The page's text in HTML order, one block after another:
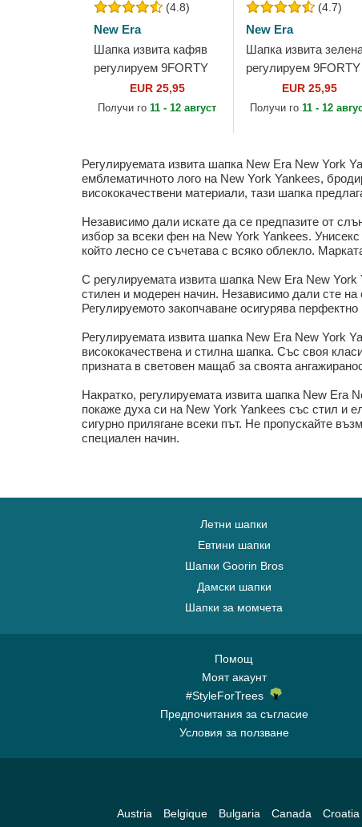
(4.8)
New Era
Шапка извита кафяв
регулируем 9FORTY
League Essential на
New York Yankees
EUR 25,95
Получи го11 - 12 август
(4.7)
New Era
Шапка извита
регулируем 9FORTY
League Essential на
New York Yankees
EUR 25,95
Получи го11 - 12
Регулируемата извита шапка New Era New York
емблематичното лого на New York Yankees,
висококачествени материали, тази шапка
Независимо дали искате да се предпазите от
избор за всеки фен на New York Yankees.
който лесно се съчетава с всяко облекло.
С регулируемата извита шапка New Era New
стилен и модерен начин. Независимо дали сте
Регулируемото закопчаване осигурява
Регулируемата извита шапка New Era New York
висококачествена и стилна шапка. Със своя
призната в световен мащаб за своята
Накратко, регулируемата извита шапка New Era
покаже духа си на New York Yankees със стил и
сигурно прилягане всеки път. Не пропускайте
специален начин.
Летни шапки
Евтини шапки
Шапки Goorin Bros
Дамски шапки
Шапки за момчета
Помощ
Моят акаунт
#StyleForTrees
Предпочитания за съгласие
Условия за ползване
Austria Belgique Bulgaria Canada Croatia